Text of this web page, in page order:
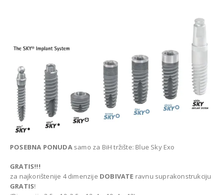
POSEBNA PONUDAsamo za BiH tržište: Blue Sky Exo
GRATIS!!!
za najkorištenije 4 dimenzije DOBIVATE ravnu suprakonstrukciju
GRATIS!